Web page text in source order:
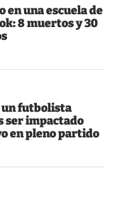
en una escuela de
8 muertos y 30
un futbolista
ser impactado
en pleno partido